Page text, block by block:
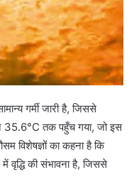
गर्मी जारी है, जिससे
35.6°C तक पहुँच गया, जो इस
का कहना है कि
वृद्धि की संभावना है, जिससे